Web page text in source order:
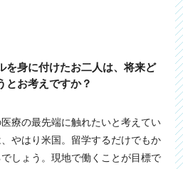
を身に付けたお二人は、将来ど
とお考えですか？
医療の最先端に触れたいと考えてい
やはり米国。留学するだけでもか
しょう。現地で働くことが目標で